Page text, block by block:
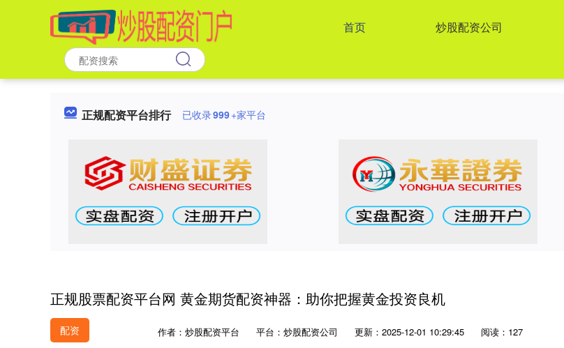
首页 炒股配资公司
正规配资平台排行 已收录999+家平台
正规股票配资平台网 黄金期货配资神器：助你把握黄金投资良机
配资 作者：炒股配资平台 平台：炒股配资公司 更新：2025-12-01 10:29:45 阅读：127